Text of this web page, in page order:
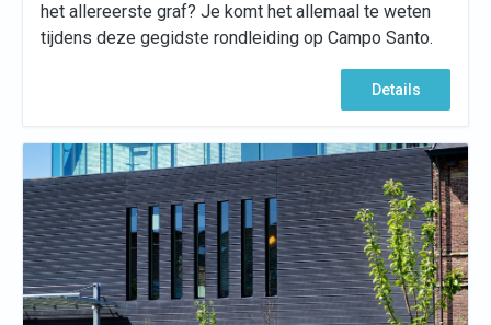
het allereerste graf? Je komt het allemaal te weten
tijdens deze gegidste rondleiding op Campo Santo.
Details